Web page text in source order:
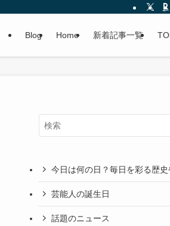
Blog Home 新着記事一覧
今日は何の日？毎日を彩る歴史
芸能人の誕生日
話題のニュース